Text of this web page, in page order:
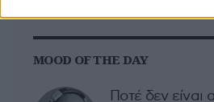
MOOD OF THE DAY
Ποτέ δεν είναι